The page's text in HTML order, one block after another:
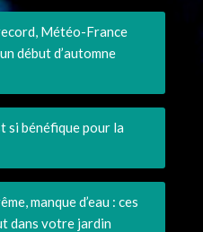
Météo-France
début d’automne
si bénéfique pour la
manque d’eau : ces
dans votre jardin